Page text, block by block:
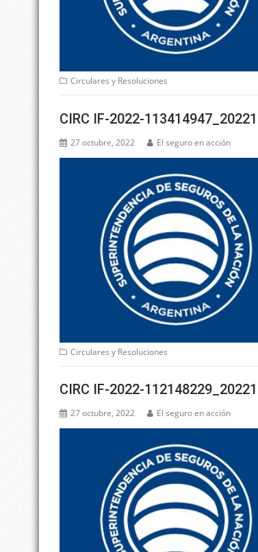
Circulares y Resoluciones
CIRC IF-2022-
27 octubre, 2022 El seguro en acción
Circulares y Resoluciones
CIRC IF-2022-
27 octubre, 2022 El seguro en acción